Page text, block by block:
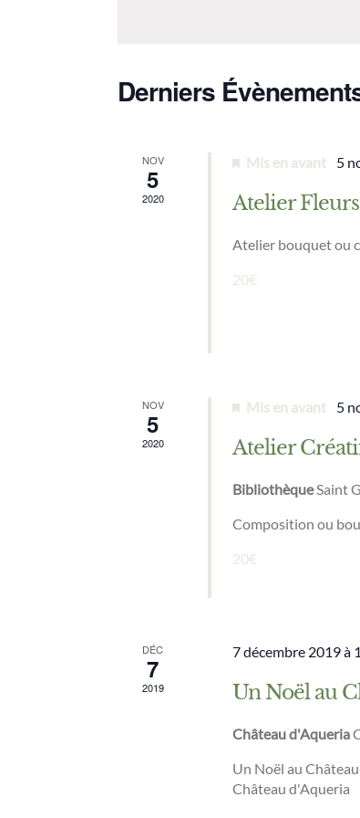
Derniers
NOV
5
2020
Mis en avant 5
Atelier
Atelier bouquet ou
20€
NOV
5
2020
Mis en avant 5
Atelier
BibliothèqueSaint
Composition ou
20€
DÉC
7
2019
7 décembre 2019 à
Un Noël au
Château d'Aqueria
Un Noël au Château
Château d'Aqueria